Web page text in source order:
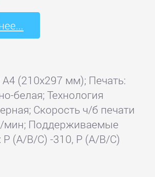
(210x297 мм); Печать:
белая; Технология
Скорость ч/б печати
мин; Поддерживаемые
(A/B/C) -310, P (A/B/C)